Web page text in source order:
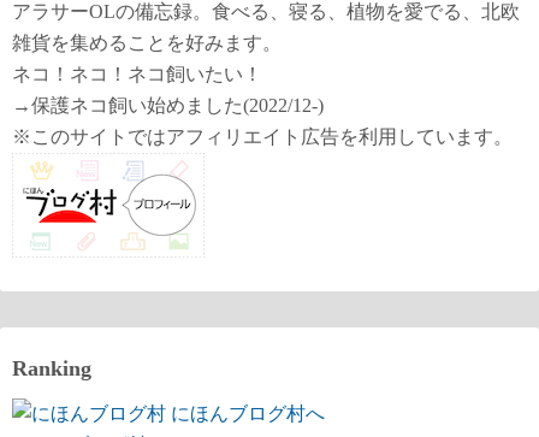
アラサーOLの備忘録。食べる、寝る、植物を愛でる、北欧
雑貨を集めることを好みます。
ネコ！ネコ！ネコ飼いたい！
→保護ネコ飼い始めました(2022/12-)
※このサイトではアフィリエイト広告を利用しています。
Ranking